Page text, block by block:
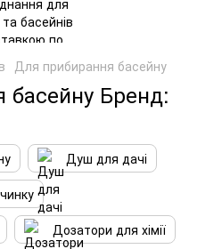
Для прибирання басейну
Бренд:
Душ для дачі
Дозатори для хімії